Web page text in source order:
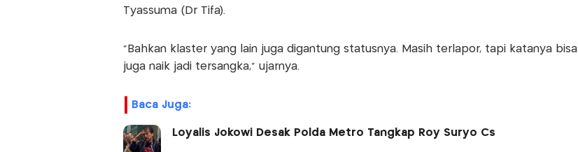
Tyassuma (Dr Tifa).
"Bahkan klaster yang lain juga digantung statusnya. Masih terlapor, tapi katanya bisa
juga naik jadi tersangka," ujarnya.
Baca Juga:
Loyalis Jokowi Desak Polda Metro Tangkap Roy Suryo Cs